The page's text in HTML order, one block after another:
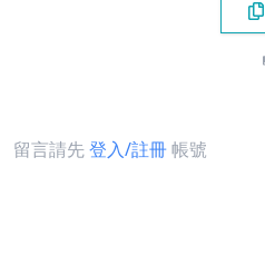
留言請先登入/註冊帳號